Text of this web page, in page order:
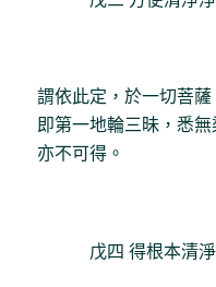
謂依此定，於一切菩薩
即第一地輪三昧，悉
亦不可得。
戊四 得根本清淨